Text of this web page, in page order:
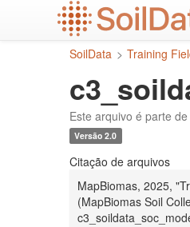
SoilData > Training
Este arquivo é parte
Versão 2.0
Citação de arquivos
MapBiomas, 2025,
(MapBiomas Soil